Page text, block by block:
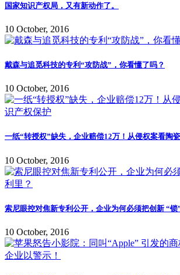
国家知识产权局，又有新动作了。
10 October, 2016
戴森与追觅科技的专利“攻防战”，你看懂了吗？
10 October, 2016
一纸“转授权”缺失，企业赔偿12万！从侵权案看陶
10 October, 2016
索尼眼控对焦新专利公开，企业为何必须把创新 “锁
10 October, 2016